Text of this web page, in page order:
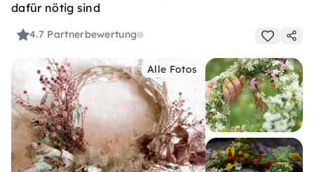
dafür nötig sind
4.7 Partnerbewertung
Alle Fotos